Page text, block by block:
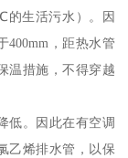
的生活污水）。因
400mm，距热水管
温措施，不得穿越
低。因此在有空调
乙烯排水管，以保